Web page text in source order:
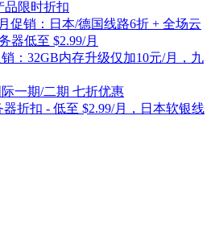
品限时折扣
促销：日本/德国线路6折 + 全场云
器低至 $2.99/月
：32GB内存升级仅加10元/月，九
一期/二期 七折优惠
器折扣 - 低至 $2.99/月，日本软银线